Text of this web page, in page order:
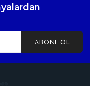
ABONE OL